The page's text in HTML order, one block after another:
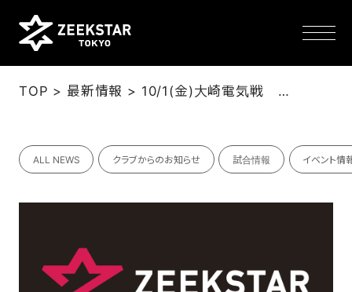
NEWS
TEAM
SCHEDULE
TOP > 最新情報 > 10/1(金)大崎電気戦 試合日時・会場変更のお知らせ
ALL NEWS クラブからのお知らせ 試合情報 イベント情